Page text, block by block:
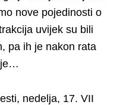
nove pojedinosti o
uvijek su bili
pa ih je nakon rata
nedelja, 17. VII